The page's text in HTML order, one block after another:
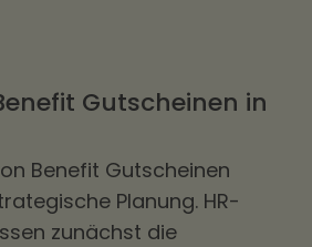
Gutscheinen in
Benefit Gutscheinen
Planung. HR-
zunächst die